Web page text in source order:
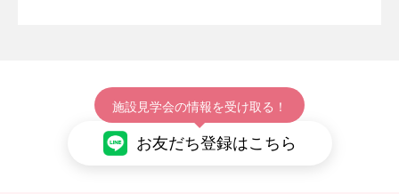
施設見学会の情報を受け取る！
お友だち登録はこちら